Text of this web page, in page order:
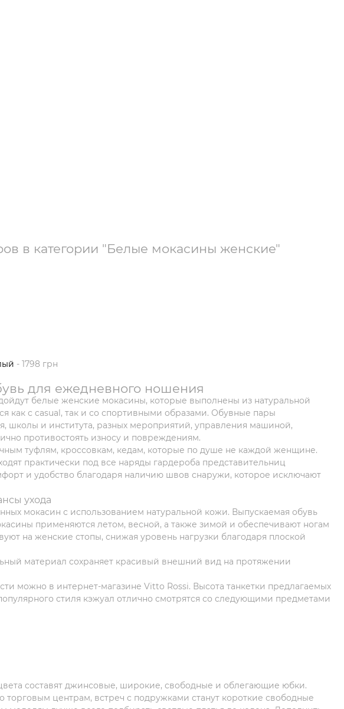
в категории "Белые мокасины женские"
- 1798 грн
для ежедневного ношения
белые женские мокасины, которые выполнены из натуральной
как с casual, так и со спортивными образами. Обувные пары
школы и института, разных мероприятий, управления машиной,
противостоять износу и повреждениям.
туфлям, кроссовкам, кедам, которые по душе не каждой женщине.
практически под все наряды гардероба представительниц
и удобство благодаря наличию швов снаружи, которое исключают
ухода
мокасин с использованием натуральной кожи. Выпускаемая обувь
применяются летом, весной, а также зимой и обеспечивают ногам
на женские стопы, снижая уровень нагрузки благодаря плоской
материал сохраняет красивый внешний вид на протяжении
можно в интернет-магазине Vitto Rossi. Высота танкетки предлагаемых
стиля кэжуал отлично смотрятся со следующими предметами
составят джинсовые, широкие, свободные и облегающие юбки.
центрам, встреч с подружками станут короткие свободные